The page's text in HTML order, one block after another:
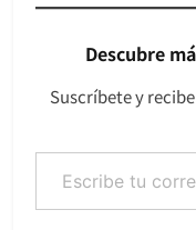
Descubre
Suscríbete y
Escribe tu correo electrónico…